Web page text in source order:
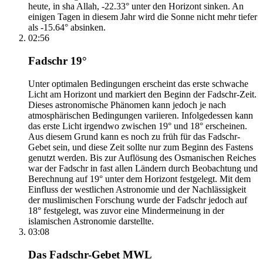
heute, in sha Allah, -22.33° unter den Horizont sinken. An
einigen Tagen in diesem Jahr wird die Sonne nicht mehr tiefer
als -15.64° absinken.
02:56
Fadschr 19°
Unter optimalen Bedingungen erscheint das erste schwache
Licht am Horizont und markiert den Beginn der Fadschr-Zeit.
Dieses astronomische Phänomen kann jedoch je nach
atmosphärischen Bedingungen variieren. Infolgedessen kann
das erste Licht irgendwo zwischen 19° und 18° erscheinen.
Aus diesem Grund kann es noch zu früh für das Fadschr-
Gebet sein, und diese Zeit sollte nur zum Beginn des Fastens
genutzt werden. Bis zur Auflösung des Osmanischen Reiches
war der Fadschr in fast allen Ländern durch Beobachtung und
Berechnung auf 19° unter dem Horizont festgelegt. Mit dem
Einfluss der westlichen Astronomie und der Nachlässigkeit
der muslimischen Forschung wurde der Fadschr jedoch auf
18° festgelegt, was zuvor eine Mindermeinung in der
islamischen Astronomie darstellte.
03:08
Das Fadschr-Gebet MWL